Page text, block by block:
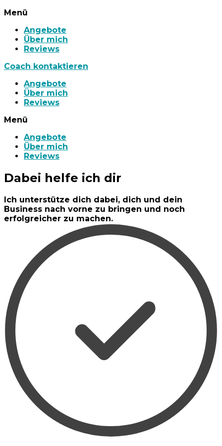
Menü
Angebote
Über mich
Reviews
Coach kontaktieren
Angebote
Über mich
Reviews
Menü
Angebote
Über mich
Reviews
Dabei helfe ich dir
Ich unterstütze dich dabei, dich und dein
Business nach vorne zu bringen und noch
erfolgreicher zu machen.